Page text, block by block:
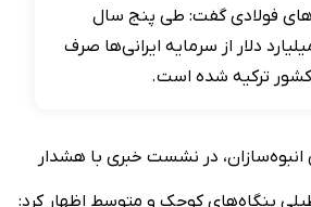
فولادی گفت: طی پنج سال
حدود ۴۰ میلیارد دلار از سرمایه ایرانی‌ها صرف
ترکیه شده است.
در نشست خبری با هشدار
بنگاه‌های کوچک و متوسط اظهار کرد: